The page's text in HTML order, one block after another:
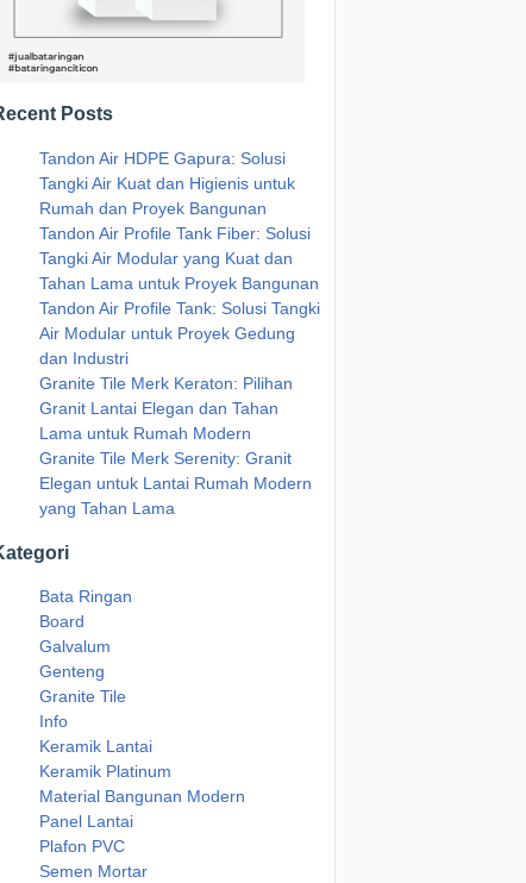
Posts
Tandon Air HDPE Gapura: Solusi
Tangki Air Kuat dan Higienis untuk
Rumah dan Proyek Bangunan
Tandon Air Profile Tank Fiber: Solusi
Tangki Air Modular yang Kuat dan
Tahan Lama untuk Proyek Bangunan
Tandon Air Profile Tank: Solusi Tangki
Air Modular untuk Proyek Gedung
dan Industri
Granite Tile Merk Keraton: Pilihan
Granit Lantai Elegan dan Tahan
Lama untuk Rumah Modern
Granite Tile Merk Serenity: Granit
Elegan untuk Lantai Rumah Modern
yang Tahan Lama
Bata Ringan
Board
Galvalum
Genteng
Granite Tile
Info
Keramik Lantai
Keramik Platinum
Material Bangunan Modern
Panel Lantai
Plafon PVC
Semen Mortar